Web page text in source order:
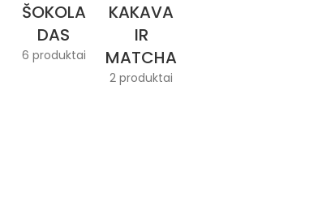
ŠOKOLA
DAS
6 produktai
KAKAVA
IR
MATCHA
2 produktai